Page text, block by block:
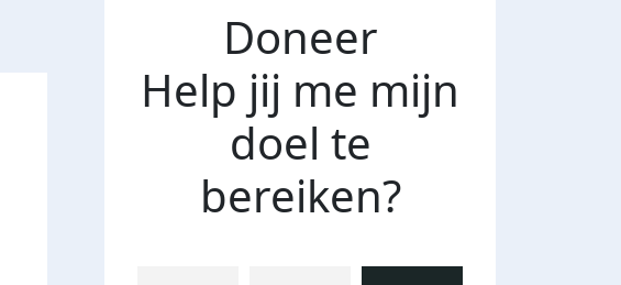
Doneer
Help jij me mijn
doel te
bereiken?